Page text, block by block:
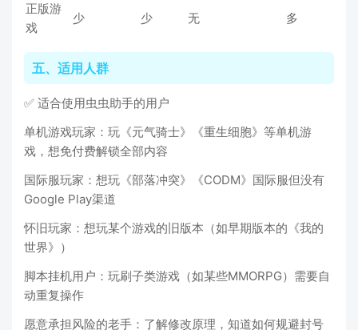
正版游
戏
少 少 无 多
五、适用人群
✅ 适合使用虫虫助手的用户
单机游戏玩家：玩《元气骑士》《重生细胞》等单机游
戏，想免付费解锁全部内容
国际服玩家：想玩《部落冲突》《CODM》国际服但没有
Google Play渠道
怀旧玩家：想玩某个游戏的旧版本（如早期版本的《我的
世界》）
脚本挂机用户：玩刷子类游戏（如某些MMORPG）需要自
动重复操作
愿意承担风险的老手：了解修改原理，知道如何规避封号